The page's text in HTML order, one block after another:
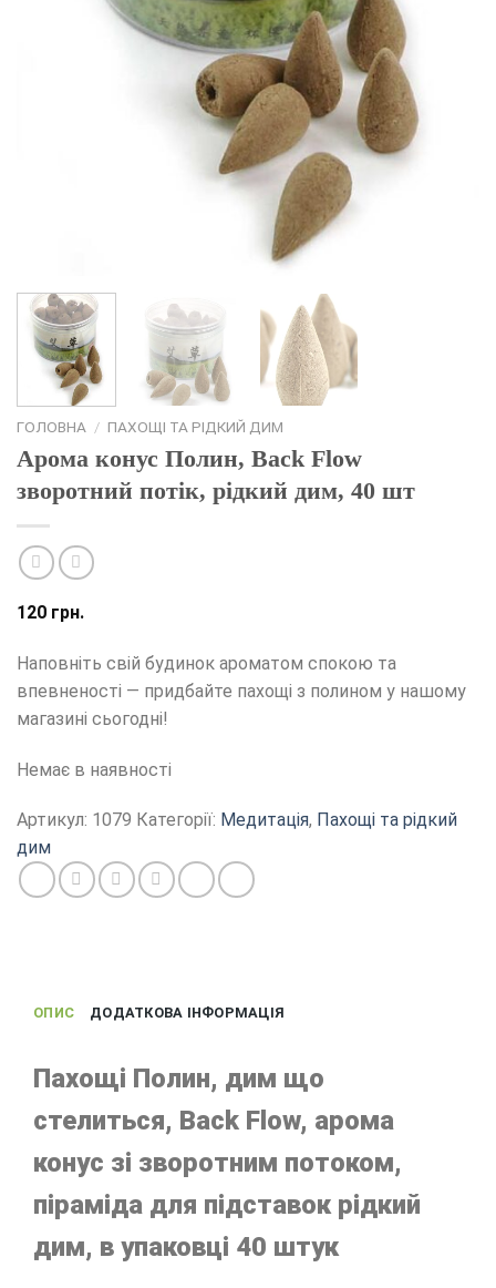
ГОЛОВНА / ПАХОЩІ ТА РІДКИЙ ДИМ
Арома конус Полин, Back Flow
зворотний потік, рідкий дим, 40 шт
120 грн.
Наповніть свій будинок ароматом спокою та
впевненості — придбайте пахощі з полином у нашому
магазині сьогодні!
Немає в наявності
Артикул: 1079 Категорії: Медитація, Пахощі та рідкий
дим
ОПИС ДОДАТКОВА ІНФОРМАЦІЯ
Пахощі Полин, дим що
стелиться, Back Flow, арома
конус зі зворотним потоком,
піраміда для підставок рідкий
дим, в упаковці 40 штук